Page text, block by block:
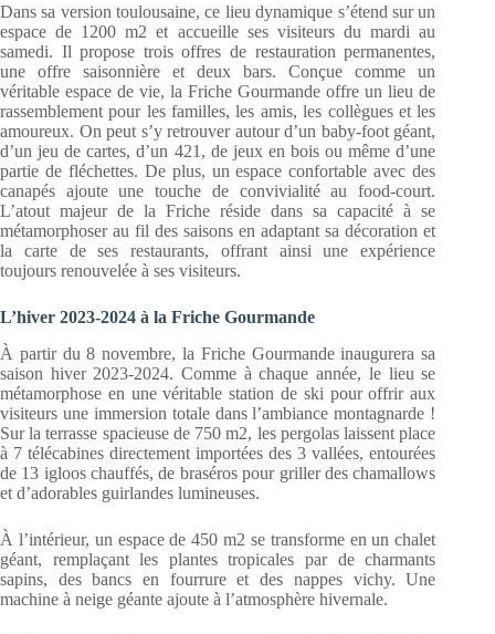
Dans sa version toulousaine, ce lieu dynamique s’étend sur un
espace de 1200 m2 et accueille ses visiteurs du mardi au
samedi. Il propose trois offres de restauration permanentes,
une offre saisonnière et deux bars. Conçue comme un
véritable espace de vie, la Friche Gourmande offre un lieu de
rassemblement pour les familles, les amis, les collègues et les
amoureux. On peut s’y retrouver autour d’un baby-foot géant,
d’un jeu de cartes, d’un 421, de jeux en bois ou même d’une
partie de fléchettes. De plus, un espace confortable avec des
canapés ajoute une touche de convivialité au food-court.
L’atout majeur de la Friche réside dans sa capacité à se
métamorphoser au fil des saisons en adaptant sa décoration et
la carte de ses restaurants, offrant ainsi une expérience
toujours renouvelée à ses visiteurs.
L’hiver 2023-2024 à la Friche Gourmande
À partir du 8 novembre, la Friche Gourmande inaugurera sa
saison hiver 2023-2024. Comme à chaque année, le lieu se
métamorphose en une véritable station de ski pour offrir aux
visiteurs une immersion totale dans l’ambiance montagnarde !
Sur la terrasse spacieuse de 750 m2, les pergolas laissent place
à 7 télécabines directement importées des 3 vallées, entourées
de 13 igloos chauffés, de braséros pour griller des chamallows
et d’adorables guirlandes lumineuses.
À l’intérieur, un espace de 450 m2 se transforme en un chalet
géant, remplaçant les plantes tropicales par de charmants
sapins, des bancs en fourrure et des nappes vichy. Une
machine à neige géante ajoute à l’atmosphère hivernale.